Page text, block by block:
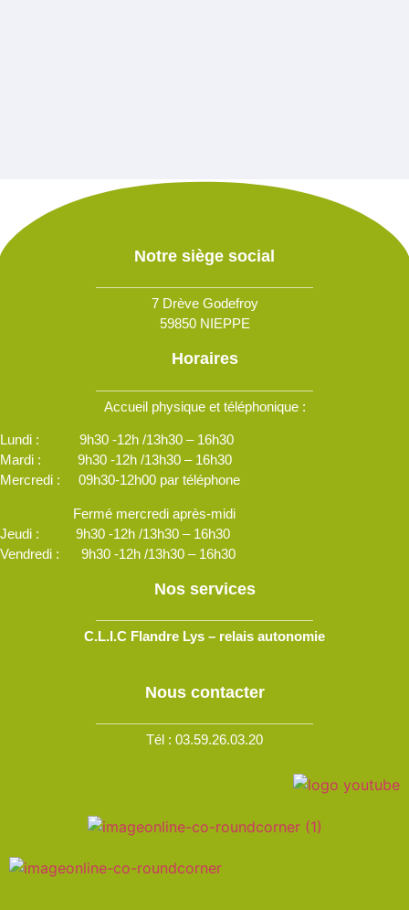
Notre siège social
7 Drève Godefroy
59850 NIEPPE
Horaires
Accueil physique et téléphonique :
Lundi : 9h30 -12h /13h30 – 16h30
Mardi : 9h30 -12h /13h30 – 16h30
Mercredi : 09h30-12h00 par téléphone
Fermé mercredi après-midi
Jeudi : 9h30 -12h /13h30 – 16h30
Vendredi : 9h30 -12h /13h30 – 16h30
Nos services
C.L.I.C Flandre Lys – relais autonomie
Nous contacter
Tél : 03.59.26.03.20